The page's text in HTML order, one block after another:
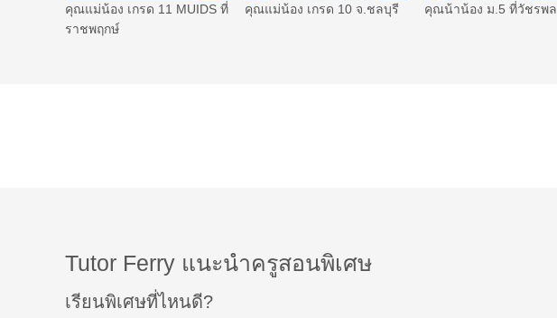
คุณแม่น้อง เกรด 11 MUIDS ที่
ราชพฤกษ์
คุณแม่น้อง เกรด 10 จ.ชลบุรี คุณน้าน้อง ม.5 ที่วัชรพล
Tutor Ferry แนะนำครูสอนพิเศษ
เรียนพิเศษที่ไหนดี?